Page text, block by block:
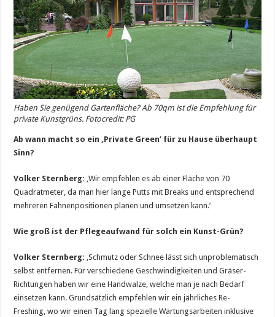
Haben Sie genügend Gartenfläche? Ab 70qm ist die Empfehlung für
private Kunstgrüns. Fotocredit: PG
Ab wann macht so ein ‚Private Green’ für zu Hause überhaupt
Sinn?
Volker Sternberg: ‚Wir empfehlen es ab einer Fläche von 70
Quadratmeter, da man hier lange Putts mit Breaks und entsprechend
mehreren Fahnenpositionen planen und umsetzen kann.’
Wie groß ist der Pflegeaufwand für solch ein Kunst-Grün?
Volker Sternberg: ‚Schmutz oder Schnee lässt sich unproblematisch
selbst entfernen. Für verschiedene Geschwindigkeiten und Gräser-
Richtungen haben wir eine Handwalze, welche man je nach Bedarf
einsetzen kann. Grundsätzlich empfehlen wir ein jährliches Re-
Freshing, wo wir einen Tag lang spezielle Wartungsarbeiten inklusive